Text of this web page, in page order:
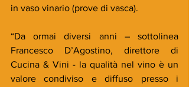
in vaso vinario (prove di vasca).
“Da ormai diversi anni – sottolinea
Francesco D’Agostino, direttore di
Cucina & Vini - la qualità nel vino è un
valore condiviso e diffuso presso i